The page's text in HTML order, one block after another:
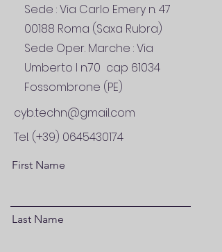
Sede : Via Carlo Emery n.47
00188 Roma (Saxa Rubra)
Sede Oper. Marche : Via
Umberto I n.70 cap 61034
Fossombrone (PE)
cyb.techn@gmail.com
Tel. (+39) 0645430174
First Name
Last Name